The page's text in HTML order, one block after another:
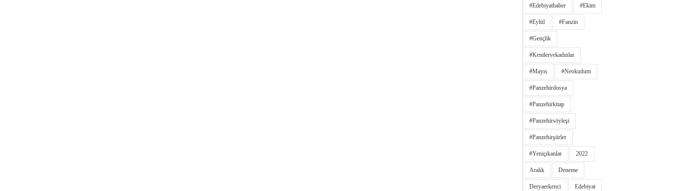
#edebiyathaber #ekim
#eylül #fanzin
#gençlik
#kentlervekadınlar
#Mayıs #neokudum
#panzehirdosya
#panzehirkitap
#panzehirsöyleşi
#panzehirşiirler
#yeniçıkanlar 2022
Aralık Deneme
Deryaerkenci Edebiyat